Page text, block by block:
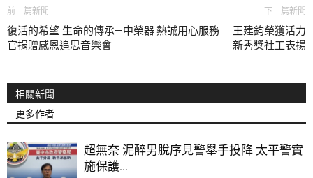
前一篇新聞
復活的希望 生命的傳承—中榮器
官捐贈感恩追思音樂會
下一篇新聞
熱誠用心服務 王建鈞榮獲活力
新秀獎社工表揚
相關新聞
更多作者
超無奈 泥醉男脫序見警舉手投降 太平警實
施保護...